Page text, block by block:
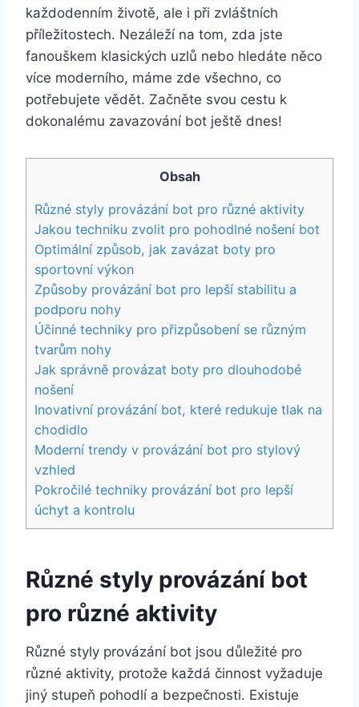
každodenním životě,⁣ ale i ​při zvláštních
příležitostech. Nezáleží‍ na ⁤tom, zda jste
fanouškem klasických uzlů ‍nebo hledáte něco
více moderního, máme zde všechno, co
⁢potřebujete vědět. Začněte svou cestu k
dokonalému zavazování bot ještě dnes!
Obsah
Různé styly provázání bot pro různé aktivity
Jakou⁤ techniku ⁣zvolit pro pohodlné nošení bot
Optimální způsob, jak zavázat boty pro
sportovní ‍výkon
Způsoby provázání bot pro lepší ‌stabilitu a
podporu nohy
Účinné techniky ‌pro přizpůsobení se různým
tvarům nohy
Jak správně provázat boty pro dlouhodobé
nošení
Inovativní provázání bot, které redukuje tlak na
chodidlo
Moderní ⁢trendy v provázání ⁤bot pro stylový
vzhled
Pokročilé techniky provázání bot pro lepší
úchyt a kontrolu
Různé styly provázání bot
pro různé aktivity
Různé​ styly provázání bot jsou důležité pro
různé aktivity, protože každá činnost vyžaduje
jiný stupeň pohodlí a bezpečnosti. Existuje